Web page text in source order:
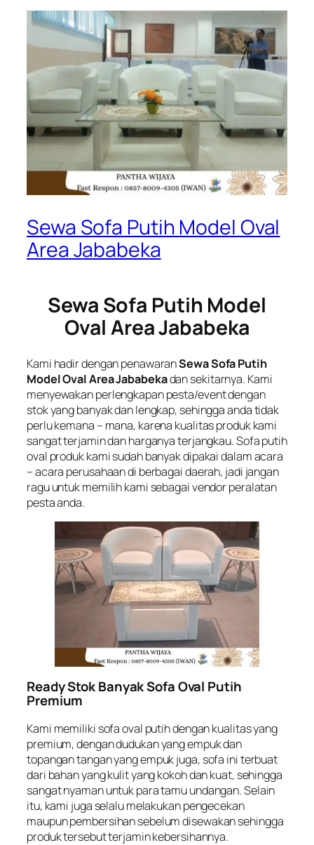
Sewa Sofa Putih Model Oval
Area Jababeka
Sewa Sofa Putih Model
Oval Area Jababeka
Kami hadir dengan penawaranSewa Sofa Putih
Model Oval Area Jababekadan sekitarnya. Kami
menyewakan perlengkapan pesta/event dengan
stok yang banyak dan lengkap, sehingga anda tidak
perlu kemana – mana, karena kualitas produk kami
sangat terjamin dan harganya terjangkau. Sofa putih
oval produk kami sudah banyak dipakai dalam acara
– acara perusahaan di berbagai daerah, jadi jangan
ragu untuk memilih kami sebagai vendor peralatan
pesta anda.
Ready Stok Banyak Sofa Oval Putih
Premium
Kami memiliki sofa oval putih dengan kualitas yang
premium, dengan dudukan yang empuk dan
topangan tangan yang empuk juga, sofa ini terbuat
dari bahan yang kulit yang kokoh dan kuat, sehingga
sangat nyaman untuk para tamu undangan. Selain
itu, kami juga selalu melakukan pengecekan
maupun pembersihan sebelum disewakan sehingga
produk tersebut terjamin kebersihannya.